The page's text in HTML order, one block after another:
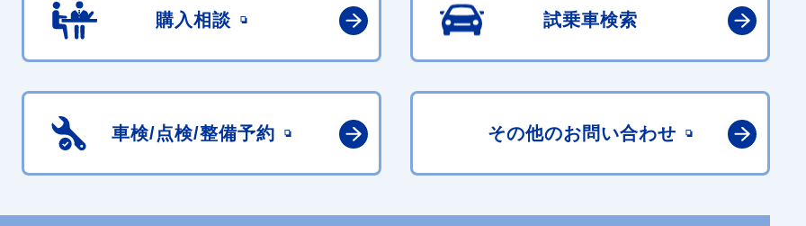
購入相談 試乗車検索
車検/点検/整備予約 その他のお問い合わせ